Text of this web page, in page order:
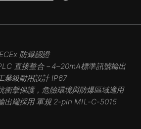
防爆認證
直接整合－4–20mA標準訊號輸出
業級耐用設計 IP67
衝擊保護，危險環境與防爆區域適用
出端採用 軍規 2-pin MIL-C-5015